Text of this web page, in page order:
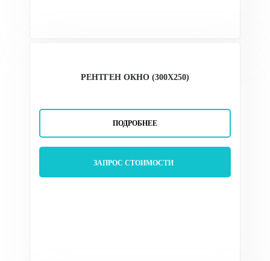
РЕНТГЕН ОКНО (300Х250)
ПОДРОБНЕЕ
ЗАПРОС СТОИМОСТИ